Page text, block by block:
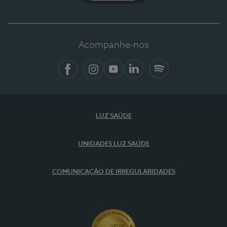
Acompanhe-nos
LUZ SAÚDE
UNIDADES LUZ SAÚDE
COMUNICAÇÃO DE IRREGULARIDADES